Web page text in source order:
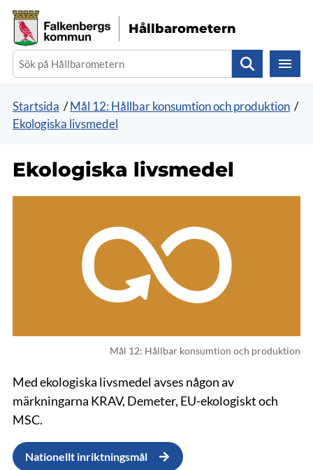
Gå direkt till sidans innehåll
Hållbarometern
Sök
Startsida /Mål 12: Hållbar konsumtion och produktion /
Ekologiska livsmedel
Ekologiska livsmedel
Mål 12: Hållbar konsumtion och produktion
Med ekologiska livsmedel avses någon av
märkningarna KRAV, Demeter, EU-ekologiskt och
MSC.
Nationellt inriktningsmål